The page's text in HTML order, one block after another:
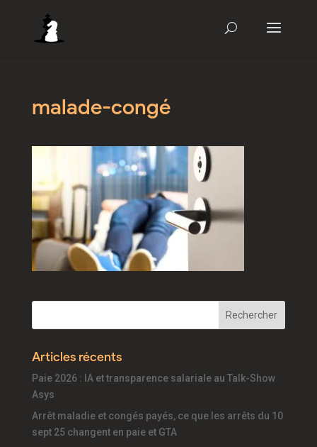
malade-congé
Articles récents
Paie 2026 : IA et transparence salariale au Talk-Show
Asys
Arrêt maladie et congés payés, ce que les arrêts du 10
sept 25 changent en paie et GTA